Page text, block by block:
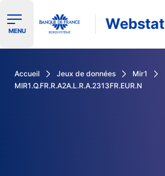
Ouvrir le menu de navigation
MENU Webstat
Accueil Jeux de données
Mir1
MIR1.Q.FR.R.A2A.L.R.A.2313FR.EUR.N